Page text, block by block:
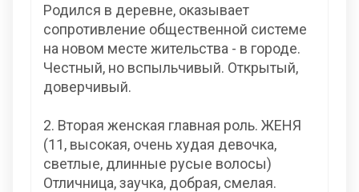
Родился в деревне, оказывает
сопротивление общественной системе
на новом месте жительства - в городе.
Честный, но вспыльчивый. Открытый,
доверчивый.
2. Вторая женская главная роль. ЖЕНЯ
(11, высокая, очень худая девочка,
светлые, длинные русые волосы)
Отличница, заучка, добрая, смелая.